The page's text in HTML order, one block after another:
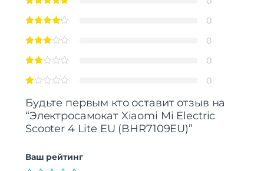
0
0
0
0
Будьте первым кто оставит отзыв на
“Электросамокат Xiaomi Mi Electric
Scooter 4 Lite EU (BHR7109EU)”
Ваш рейтинг